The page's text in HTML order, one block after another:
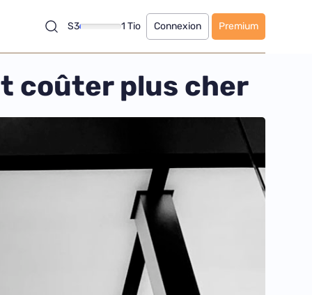
S3 1 Tio Connexion Premium
coûter plus cher